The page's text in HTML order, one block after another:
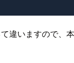
違いますので、